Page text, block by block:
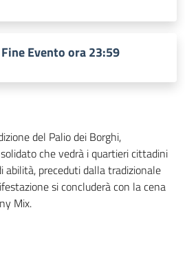
Fine Evento ora 23:59
del Palio dei Borghi,
che vedrà i quartieri cittadini
abilità, preceduti dalla tradizionale
si concluderà con la cena
Mix.